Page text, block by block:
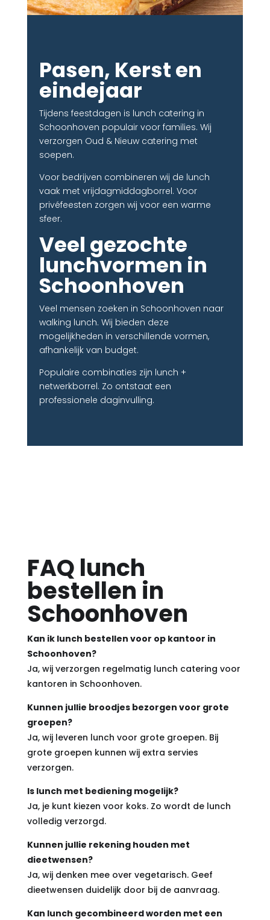
Pasen, Kerst en
eindejaar
Tijdens feestdagen is lunch catering in
Schoonhoven populair voor families. Wij
verzorgen Oud & Nieuw catering met
soepen.
Voor bedrijven combineren wij de lunch
vaak met vrijdagmiddagborrel. Voor
privéfeesten zorgen wij voor een warme
sfeer.
Veel gezochte
lunchvormen in
Schoonhoven
Veel mensen zoeken in Schoonhoven naar
walking lunch. Wij bieden deze
mogelijkheden in verschillende vormen,
afhankelijk van budget.
Populaire combinaties zijn lunch +
netwerkborrel. Zo ontstaat een
professionele daginvulling.
FAQ lunch
bestellen in
Schoonhoven
Kan ik lunch bestellen voor op kantoor in
Schoonhoven?
Ja, wij verzorgen regelmatig lunch catering voor
kantoren in Schoonhoven.
Kunnen jullie broodjes bezorgen voor grote
groepen?
Ja, wij leveren lunch voor grote groepen. Bij
grote groepen kunnen wij extra servies
verzorgen.
Is lunch met bediening mogelijk?
Ja, je kunt kiezen voor koks. Zo wordt de lunch
volledig verzorgd.
Kunnen jullie rekening houden met
dieetwensen?
Ja, wij denken mee over vegetarisch. Geef
dieetwensen duidelijk door bij de aanvraag.
Kan lunch gecombineerd worden met een